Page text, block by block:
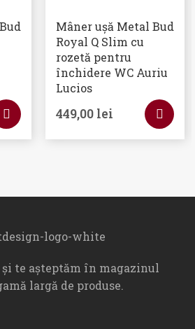
Mâner ușă Metal Bud
Royal Q Slim cu
rozetă pentru
închidere WC Auriu
Lucios
449,00 lei
și te așteptăm în magazinul
largă de produse.